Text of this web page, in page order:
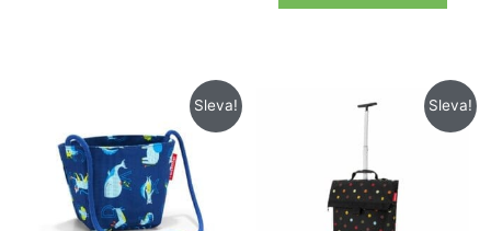
Sleva!
byla:
259 Kč.
Aktuální
cena
je:
129 Kč.
Sleva!
Původní
cena
995 Kč.
Aktuální
cena